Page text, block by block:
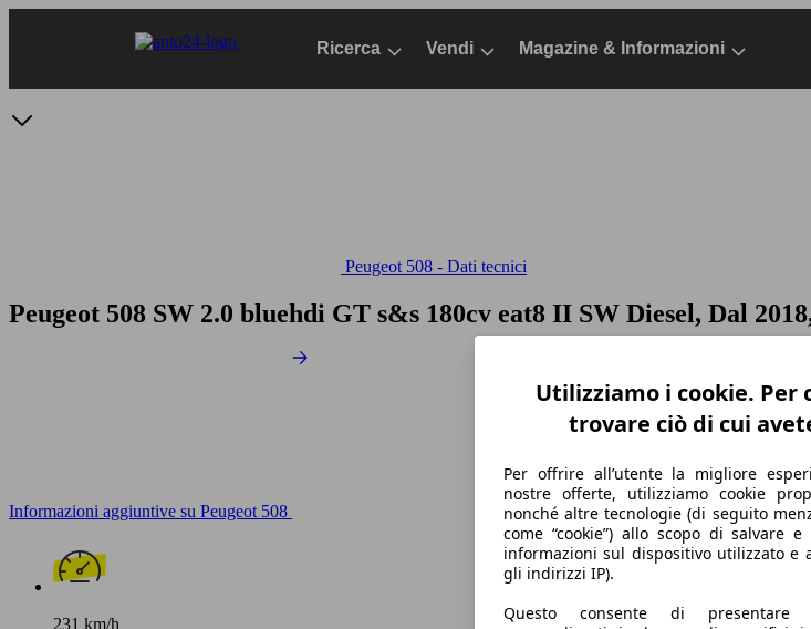
Ricerca Vendi Magazine & Informazioni
Peugeot 508 - Dati tecnici
Peugeot 508 SW 2.0 bluehdi GT s&s 180cv eat8 II SW Diesel, Dal
Informazioni aggiuntive su Peugeot 508
231 km/h
Utilizziamo i cookie. Per
trovare ciò di cui
Per offrire all’utente la migliore
nostre offerte, utilizziamo cookie
nonché altre tecnologie (di seguito
come “cookie”) allo scopo di salvare
informazioni sul dispositivo utilizzato e
gli indirizzi IP).
Questo consente di presentare